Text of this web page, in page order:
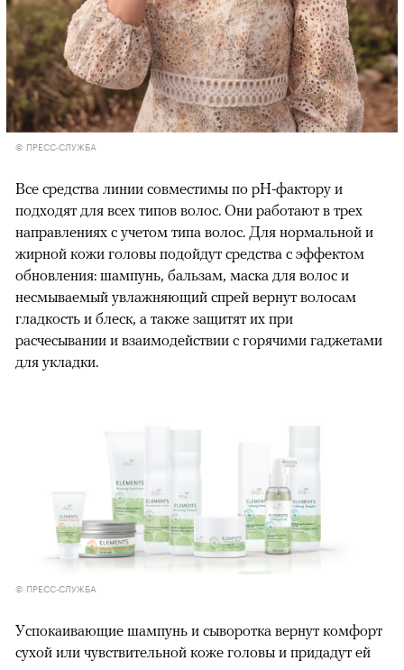
© ПРЕСС-СЛУЖБА
Все средства линии совместимы по pH-фактору и
подходят для всех типов волос. Они работают в трех
направлениях с учетом типа волос. Для нормальной и
жирной кожи головы подойдут средства с эффектом
обновления: шампунь, бальзам, маска для волос и
несмываемый увлажняющий спрей вернут волосам
гладкость и блеск, а также защитят их при
расчесывании и взаимодействии с горячими гаджетами
для укладки.
© ПРЕСС-СЛУЖБА
Успокаивающие шампунь и сыворотка вернут комфорт
сухой или чувствительной коже головы и придадут ей